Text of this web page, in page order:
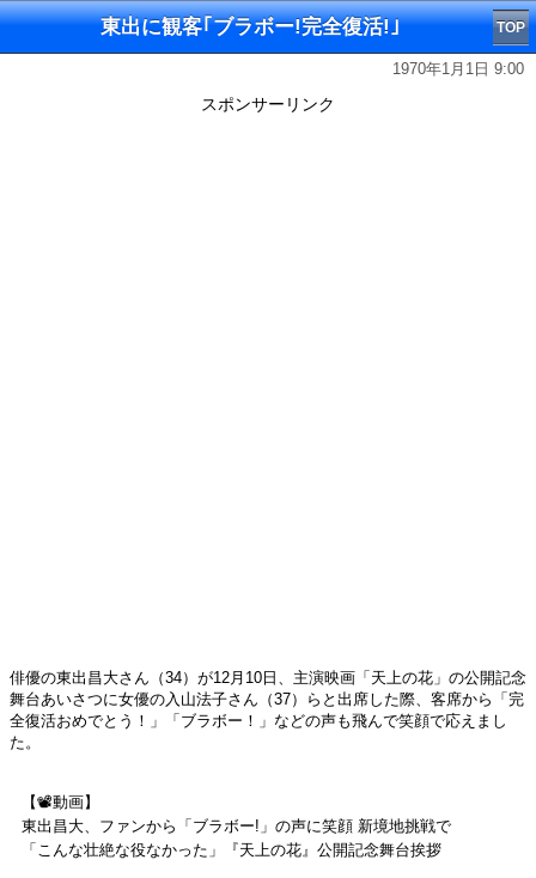
東出に観客｢ブラボー!完全復活!｣ TOP
1970年1月1日 9:00
スポンサーリンク
俳優の東出昌大さん（34）が12月10日、主演映画「天上の花」の公開記念
舞台あいさつに女優の入山法子さん（37）らと出席した際、客席から「完
全復活おめでとう！」「ブラボー！」などの声も飛んで笑顔で応えまし
た。
【📽️動画】
東出昌大、ファンから「ブラボー!」の声に笑顔 新境地挑戦で
「こんな壮絶な役なかった」『天上の花』公開記念舞台挨拶